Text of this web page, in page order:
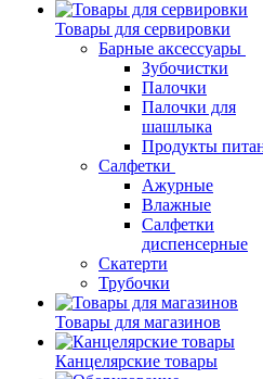
Товары для сервировки
Барные аксессуары
Зубочистки
Палочки
Палочки для
шашлыка
Продукты
Салфетки
Ажурные
Влажные
Салфетки
диспенсерные
Скатерти
Трубочки
Товары для магазинов
Канцелярские товары